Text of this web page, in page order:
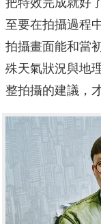
至要在拍攝過程
拍攝畫面能和當
殊天氣狀況與地
整拍攝的建議，